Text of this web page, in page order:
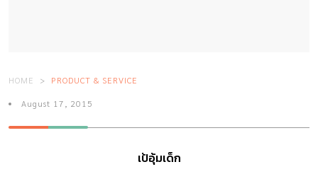
HOME PRODUCT & SERVICE
August 17, 2015
เป้อุ้มเด็ก